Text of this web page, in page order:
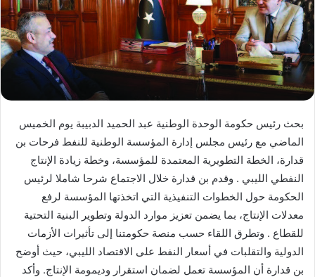
بحث رئيس حكومة الوحدة الوطنية عبد الحميد الدبيبة يوم الخميس
الماضي مع رئيس مجلس إدارة المؤسسة الوطنية للنفط فرحات بن
قدارة، الخطة التطويرية المعتمدة للمؤسسة، وخطة زيادة الإنتاج
النفطي الليبي . وقدم بن قدارة خلال الاجتماع شرحا شاملا لرئيس
الحكومة حول الخطوات التنفيذية التي اتخذتها المؤسسة لرفع
معدلات الإنتاج، بما يضمن تعزيز موارد الدولة وتطوير البنية التحتية
للقطاع . وتطرق اللقاء حسب منصة حكومتنا إلى تأثيرات الأزمات
الدولية والتقلبات في أسعار النفط على الاقتصاد الليبي، حيث أوضح
بن قدارة أن المؤسسة تعمل لضمان استقرار وديمومة الإنتاج. وأكد